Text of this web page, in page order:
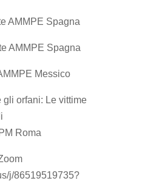
AMMPE Spagna
AMMPE Spagna
Messico
gli orfani: Le vittime
Roma
j/86519519735?